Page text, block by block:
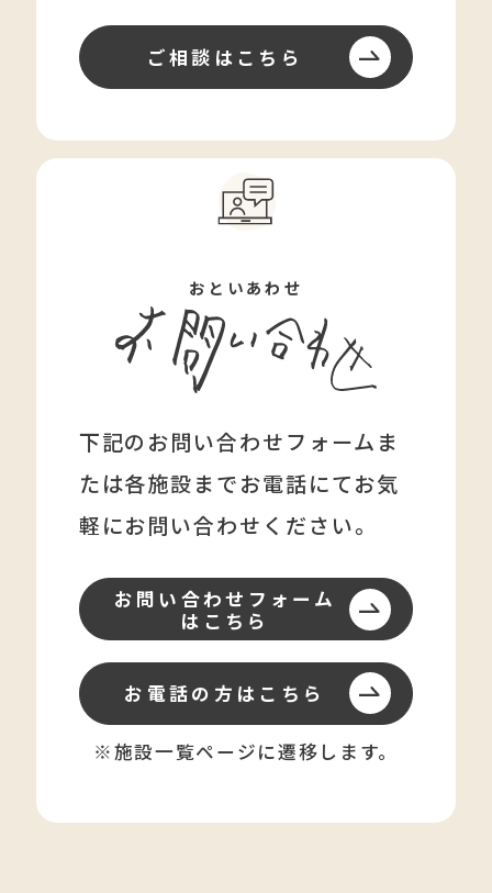
ご相談はこちら
おといあわせ
下記のお問い合わせフォームま
たは各施設までお電話にてお気
軽にお問い合わせください。
お問い合わせフォーム
はこちら
お電話の方はこちら
※施設一覧ページに遷移します。